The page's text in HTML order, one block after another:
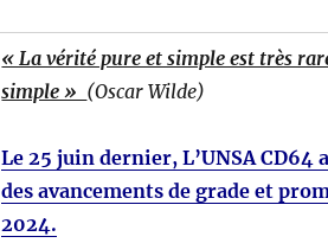
« La vérité pure et simple est très
simple » (Oscar Wilde)
Le 25 juin dernier, L’UNSA CD64
des avancements de grade et
2024.